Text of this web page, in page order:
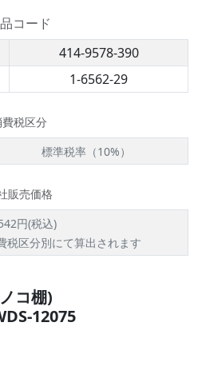
コード
414-9578-390
1-6562-29
税区分
標準税率（10%）
販売価格
円(税込)
税区分別にて算出されます
コ棚)
12075